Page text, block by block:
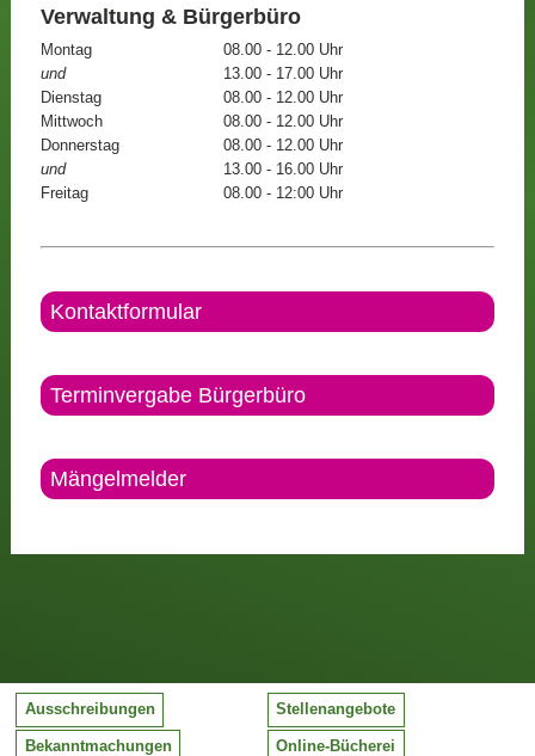
Verwaltung & Bürgerbüro
Montag
08.00 - 12.00 Uhr
und
13.00 - 17.00 Uhr
Dienstag
08.00 - 12.00 Uhr
Mittwoch
08.00 - 12.00 Uhr
Donnerstag
08.00 - 12.00 Uhr
und
13.00 - 16.00 Uhr
Freitag
08.00 - 12:00 Uhr
Kontaktformular
Terminvergabe Bürgerbüro
Mängelmelder
Ausschreibungen Stellenangebote
Bekanntmachungen Online-Bücherei